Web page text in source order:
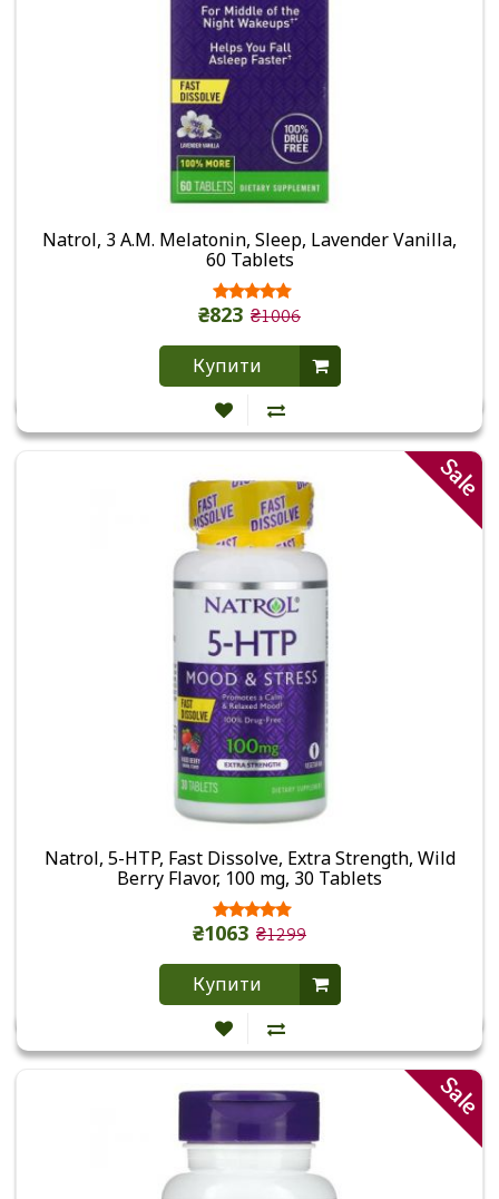
Natrol, 3 A.M. Melatonin, Sleep, Lavender Vanilla,
60 Tablets
₴823 ₴1006
Купити
Sale
Natrol, 5-HTP, Fast Dissolve, Extra Strength, Wild
Berry Flavor, 100 mg, 30 Tablets
₴1063 ₴1299
Купити
Sale